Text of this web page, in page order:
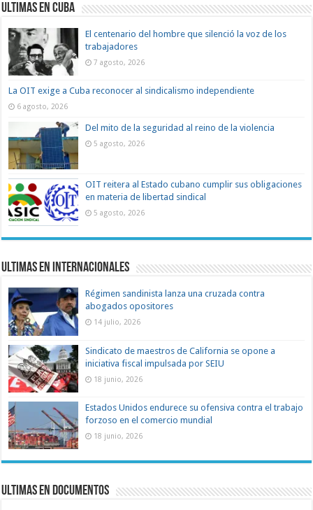
Ultimas en Cuba
El centenario del hombre que silenció la voz de los
trabajadores
7 agosto, 2026
La OIT exige a Cuba reconocer al sindicalismo independiente
6 agosto, 2026
Del mito de la seguridad al reino de la violencia
5 agosto, 2026
OIT reitera al Estado cubano cumplir sus obligaciones
en materia de libertad sindical
5 agosto, 2026
Ultimas en Internacionales
Régimen sandinista lanza una cruzada contra
abogados opositores
14 julio, 2026
Sindicato de maestros de California se opone a
iniciativa fiscal impulsada por SEIU
18 junio, 2026
Estados Unidos endurece su ofensiva contra el trabajo
forzoso en el comercio mundial
18 junio, 2026
Ultimas en documentos